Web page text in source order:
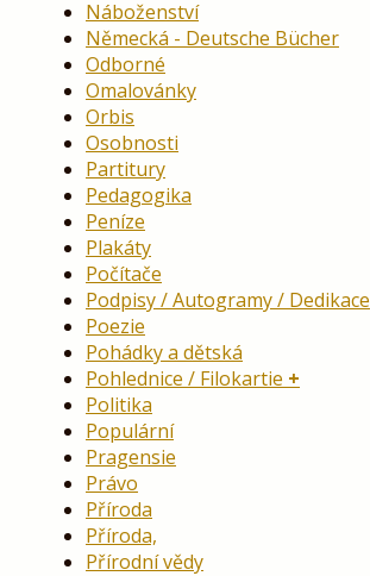
Náboženství
Německá - Deutsche Bücher
Odborné
Omalovánky
Orbis
Osobnosti
Partitury
Pedagogika
Peníze
Plakáty
Počítače
Podpisy / Autogramy / Dedikace
Poezie
Pohádky a dětská
Pohlednice / Filokartie
Politika
Populární
Pragensie
Právo
Příroda
Příroda,
Přírodní vědy